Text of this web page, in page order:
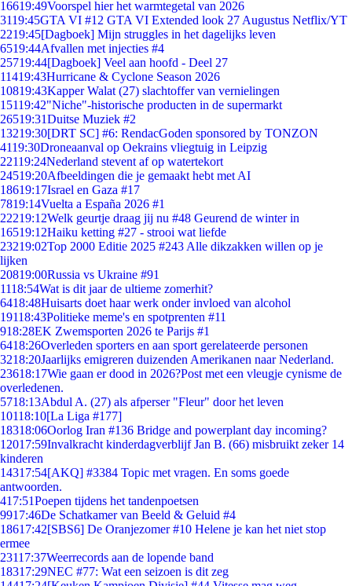
16619:49Voorspel hier het warmtegetal van 2026
3119:45GTA VI #12 GTA VI Extended look 27 Augustus Netflix/YT
2219:45[Dagboek] Mijn struggles in het dagelijks leven
6519:44Afvallen met injecties #4
25719:44[Dagboek] Veel aan hoofd - Deel 27
11419:43Hurricane & Cyclone Season 2026
10819:43Kapper Walat (27) slachtoffer van vernielingen
15119:42"Niche"-historische producten in de supermarkt
26519:31Duitse Muziek #2
13219:30[DRT SC] #6: RendacGoden sponsored by TONZON
4119:30Droneaanval op Oekrains vliegtuig in Leipzig
22119:24Nederland stevent af op watertekort
24519:20Afbeeldingen die je gemaakt hebt met AI
18619:17Israel en Gaza #17
7819:14Vuelta a España 2026 #1
22219:12Welk geurtje draag jij nu #48 Geurend de winter in
16519:12Haiku ketting #27 - strooi wat liefde
23219:02Top 2000 Editie 2025 #243 Alle dikzakken willen op je
lijken
20819:00Russia vs Ukraine #91
1118:54Wat is dit jaar de ultieme zomerhit?
6418:48Huisarts doet haar werk onder invloed van alcohol
19118:43Politieke meme's en spotprenten #11
918:28EK Zwemsporten 2026 te Parijs #1
6418:26Overleden sporters en aan sport gerelateerde personen
3218:20Jaarlijks emigreren duizenden Amerikanen naar Nederland.
23618:17Wie gaan er dood in 2026?Post met een vleugje cynisme de
overledenen.
5718:13Abdul A. (27) als afperser "Fleur" door het leven
10118:10[La Liga #177]
18318:06Oorlog Iran #136 Bridge and powerplant day incoming?
12017:59Invalkracht kinderdagverblijf Jan B. (66) misbruikt zeker 14
kinderen
14317:54[AKQ] #3384 Topic met vragen. En soms goede
antwoorden.
417:51Poepen tijdens het tandenpoetsen
9917:46De Schatkamer van Beeld & Geluid #4
18617:42[SBS6] De Oranjezomer #10 Helene je kan het niet stop
ermee
23117:37Weerrecords aan de lopende band
18317:29NEC #77: Wat een seizoen is dit zeg